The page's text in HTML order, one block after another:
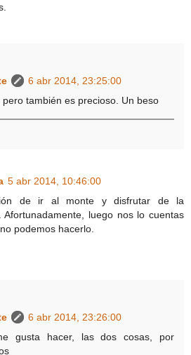
6 abr 2014, 23:25:00
pero también es precioso. Un beso
5 abr 2014, 10:46:00
de ir al monte y disfrutar de la
Afortunadamente, luego nos lo cuentas
podemos hacerlo.
6 abr 2014, 23:26:00
gusta hacer, las dos cosas, por